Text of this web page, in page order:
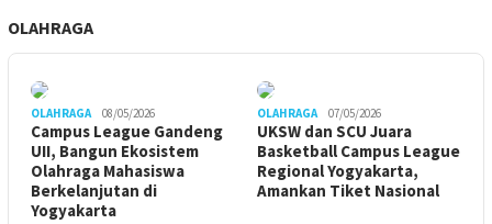
OLAHRAGA
OLAHRAGA 08/05/2026
Campus League Gandeng
UII, Bangun Ekosistem
Olahraga Mahasiswa
Berkelanjutan di
Yogyakarta
OLAHRAGA 07/05/2026
UKSW dan SCU Juara
Basketball Campus League
Regional Yogyakarta,
Amankan Tiket Nasional